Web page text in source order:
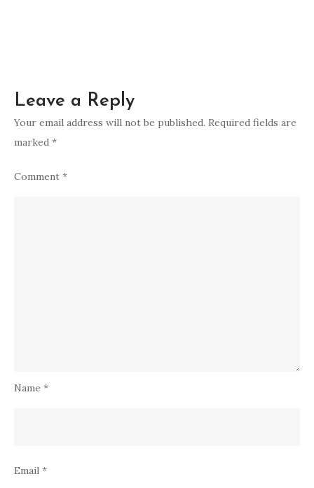
Leave a Reply
Your email address will not be published. Required fields are
marked *
Comment *
Name *
Email *